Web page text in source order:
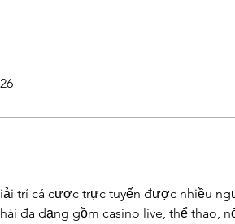
trí cá cược trực tuyến được nhiều
đa dạng gồm casino live, thể thao,